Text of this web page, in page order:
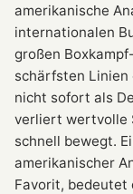
amerikanische
internationalen
großen
schärfsten Linien
nicht sofort als
verliert wertvolle
schnell bewegt.
amerikanischer
Favorit, bedeutet